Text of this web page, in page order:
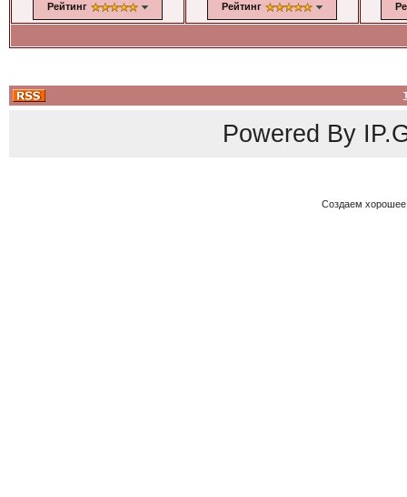
Рейтинг Рейтинг
Powered By
Создаем